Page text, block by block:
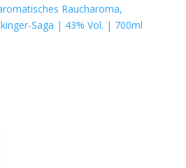
Raucharoma,
Saga | 43% Vol. | 700ml